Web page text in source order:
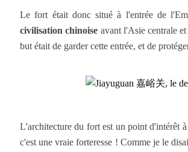
Le fort était donc situé à l'entrée de
civilisation chinoise avant l'Asie centrale
but était de garder cette entrée, et de
L'architecture du fort est un point d'intérêt
c'est une vraie forteresse ! Comme je le